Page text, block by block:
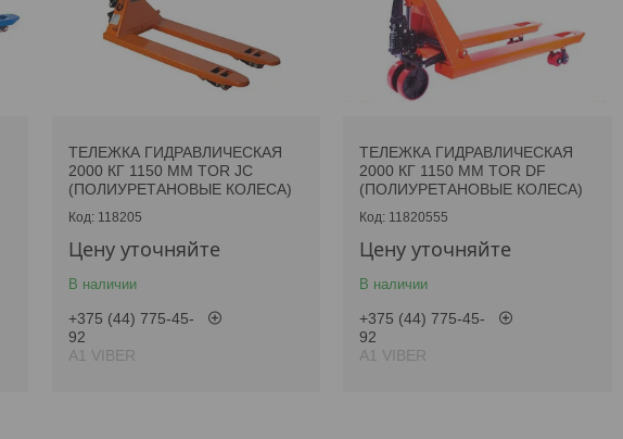
ТЕЛЕЖКА ГИДРАВЛИЧЕСКАЯ
2000 КГ 1150 ММ TOR JC
(ПОЛИУРЕТАНОВЫЕ КОЛЕСА)
118205
Цену уточняйте
В наличии
+375 (44) 775-45-
92
А1 VIBER
ТЕЛЕЖКА ГИДРАВЛИЧЕСКАЯ
2000 КГ 1150 ММ TOR DF
(ПОЛИУРЕТАНОВЫЕ КОЛЕСА)
11820555
Цену уточняйте
В наличии
+375 (44) 775-45-
92
А1 VIBER